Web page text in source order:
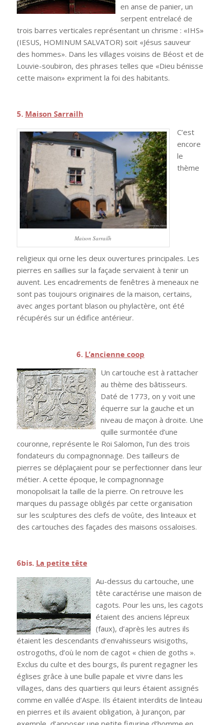
en anse de panier, un
serpent entrelacé de
trois barres verticales représentant un chrisme : «IHS»
(IESUS, HOMINUM SALVATOR) soit «Jésus sauveur
des hommes». Dans les villages voisins de Béost et de
Louvie-soubiron, des phrases telles que «Dieu bénisse
cette maison» expriment la foi des habitants.
5. Maison Sarrailh
Maison Sarrailh
C’est
encore
le
thème
religieux qui orne les deux ouvertures principales. Les
pierres en saillies sur la façade servaient à tenir un
auvent. Les encadrements de fenêtres à meneaux ne
sont pas toujours originaires de la maison, certains,
avec anges portant blason ou phylactère, ont été
récupérés sur un édifice antérieur.
6. L’ancienne coop
Un cartouche est à rattacher
au thème des bâtisseurs.
Daté de 1773, on y voit une
équerre sur la gauche et un
niveau de maçon à droite. Une
quille surmontée d’une
couronne, représente le Roi Salomon, l’un des trois
fondateurs du compagnonnage. Des tailleurs de
pierres se déplaçaient pour se perfectionner dans leur
métier. A cette époque, le compagnonnage
monopolisait la taille de la pierre. On retrouve les
marques du passage obligés par cette organisation
sur les sculptures des clefs de voûte, des linteaux et
des cartouches des façades des maisons ossaloises.
6bis. La petite tête
Au-dessus du cartouche, une
tête caractérise une maison de
cagots. Pour les uns, les cagots
étaient des anciens lépreux
(faux), d’après les autres ils
étaient les descendants d’envahisseurs wisigoths,
ostrogoths, d’où le nom de cagot « chien de goths ».
Exclus du culte et des bourgs, ils purent regagner les
églises grâce à une bulle papale et vivre dans les
villages, dans des quartiers qui leurs étaient assignés
comme en vallée d’Aspe. Ils étaient interdits de linteau
en pierres et ils avaient obligation, à Jurançon, par